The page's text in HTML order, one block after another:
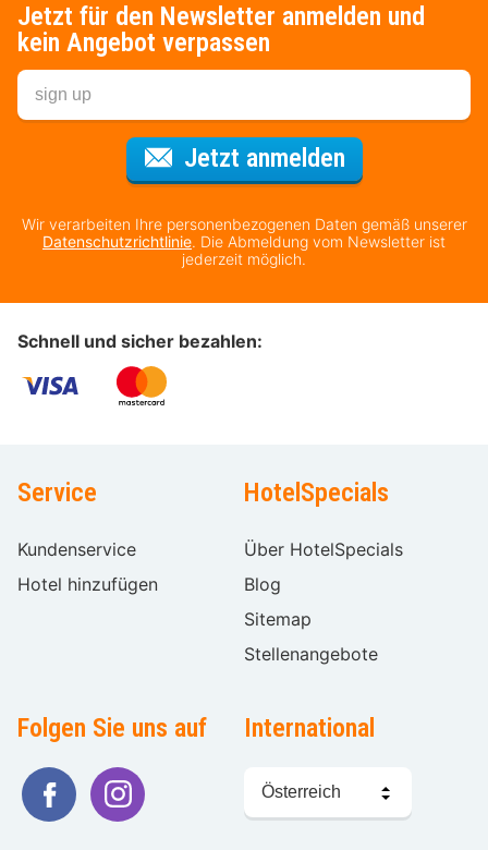
Jetzt für den Newsletter anmelden und
kein Angebot verpassen
Jetzt anmeldenFür den
Wir verarbeiten Ihre personenbezogenen Daten gemäß unserer
Datenschutzrichtlinie. Die Abmeldung vom Newsletter ist
jederzeit möglich.
Schnell und sicher bezahlen:
Service
Kundenservice
Hotel hinzufügen
HotelSpecials
Über HotelSpecials
Blog
Sitemap
Stellenangebote
Folgen Sie uns auf International
Sprache
wählen